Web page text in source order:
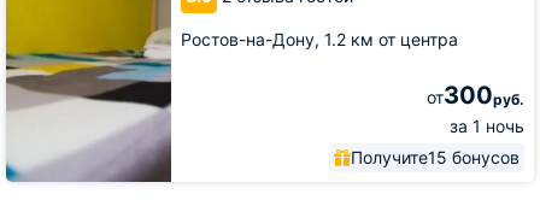
Ростов-на-Дону, 1.2 км от центра
от300руб.
за 1 ночь
Получите15 бонусов